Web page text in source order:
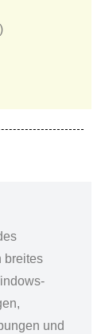
breites
und